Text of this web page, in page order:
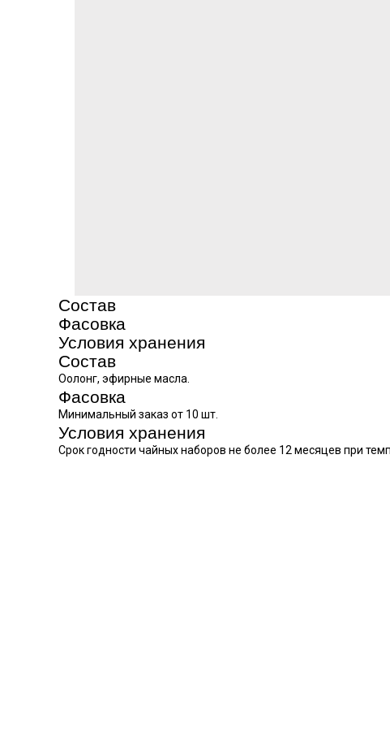
Состав
Фасовка
Условия хранения
Состав
Оолонг, эфирные масла.
Фасовка
Минимальный заказ от 10 шт.
Условия хранения
Срок годности чайных наборов не более 12 месяцев при